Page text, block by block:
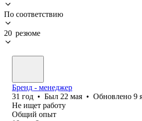
По соответствию
20 резюме
Бренд - менеджер
31 год • Был 22 мая • Обновлено 9
Не ищет работу
Общий опыт